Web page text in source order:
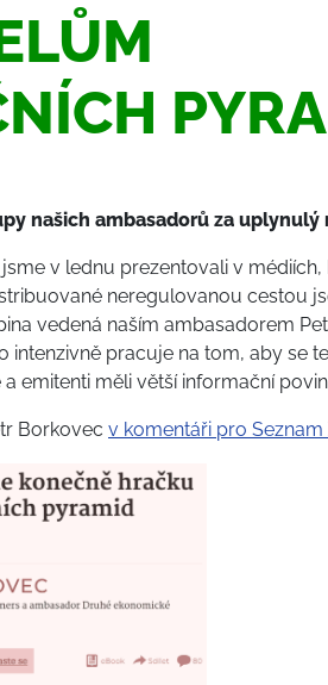
našich ambasadorů za uplynulý
v lednu prezentovali v
neregulovanou cestou
vedená naším ambasadorem
intenzivně pracuje na tom, aby se
emitenti měli větší informační
Borkovec v komentáři pro